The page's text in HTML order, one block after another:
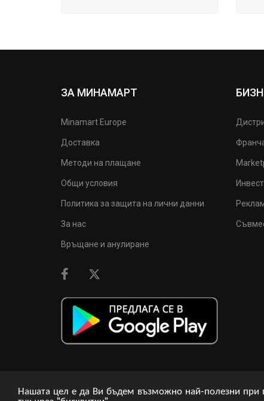
Нашата цел е да Ви бъдем възможно най-полезни при
ЗА МИНАМАРТ
Minamart Europe
Доставка
Методи на плащане
Общи условия
Политика за защита на лични данни
За нас
Връщане и анулиране